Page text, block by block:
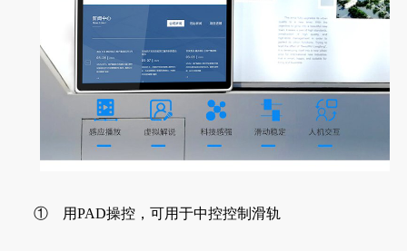
① 用PAD操控，可用于中控控制滑轨